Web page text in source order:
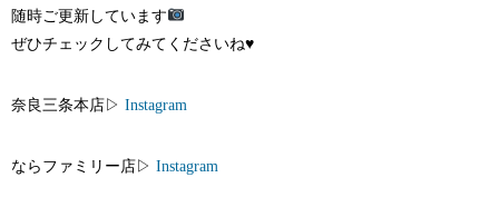
随時ご更新しています
ぜひチェックしてみてくださいね♥
奈良三条本店▷ Instagram
ならファミリー店▷ Instagram